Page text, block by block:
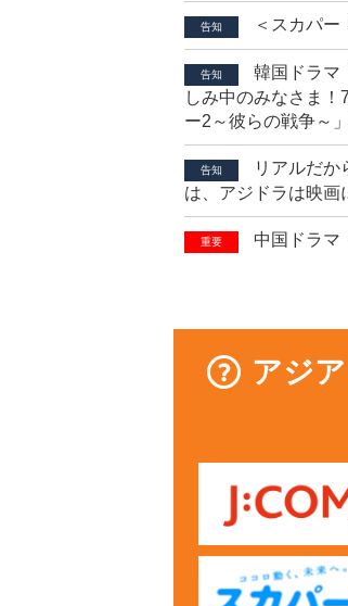
告知 ＜スカパ
告知
韓国ドラマ
しみ中のみなさま
ー2～彼らの戦争～
告知
リアルだか
は、アジドラは映画
重要 中国ドラマ
アジ